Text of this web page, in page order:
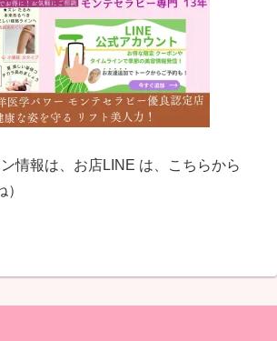
情報は、お店LINE は、こちらから